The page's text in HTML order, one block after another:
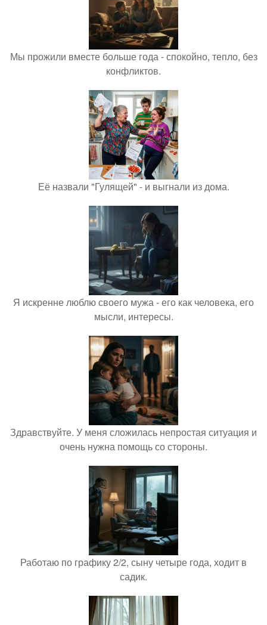
Мы прожили вместе больше года - спокойно, тепло, без
конфликтов.
Её назвали "Гулящей" - и выгнали из дома.
Я искренне люблю своего мужа - его как человека, его
мысли, интересы.
Здравствуйте. У меня сложилась непростая ситуация и
очень нужна помощь со стороны.
Работаю по графику 2/2, сыну четыре года, ходит в
садик.